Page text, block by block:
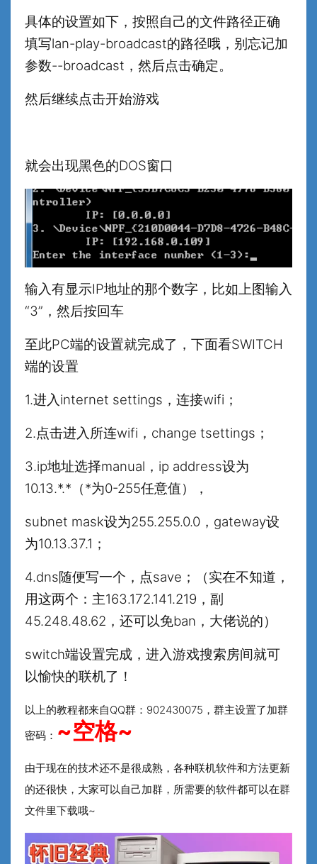
具体的设置如下，按照自己的文件路径正确
填写lan-play-broadcast的路径哦，别忘记加
参数--broadcast，然后点击确定。
然后继续点击开始游戏
就会出现黑色的DOS窗口
输入有显示IP地址的那个数字，比如上图输入
“3”，然后按回车
至此PC端的设置就完成了，下面看SWITCH
端的设置
1.进入internet settings，连接wifi；
2.点击进入所连wifi，change tsettings；
3.ip地址选择manual，ip address设为
10.13.*.*（*为0-255任意值），
subnet mask设为255.255.0.0，gateway设
为10.13.37.1；
4.dns随便写一个，点save；（实在不知道，
用这两个：主163.172.141.219，副
45.248.48.62，还可以免ban，大佬说的）
switch端设置完成，进入游戏搜索房间就可
以愉快的联机了！
以上的教程都来自QQ群：902430075，群主设置了加群
密码： ~空格~
由于现在的技术还不是很成熟，各种联机软件和方法更新
的还很快，大家可以自己加群，所需要的软件都可以在群
文件里下载哦~